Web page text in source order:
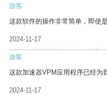
游客
这款软件的操作非常简单，即使
2024-11-17
游客
这款加速器VPM应用程序已经为
2024-11-17